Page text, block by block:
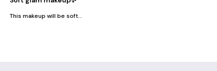
This makeup will be soft ,dewy and glowing type . Suitable for any party, invitation,birthday . So if you want a soft glam look just contact us.💜